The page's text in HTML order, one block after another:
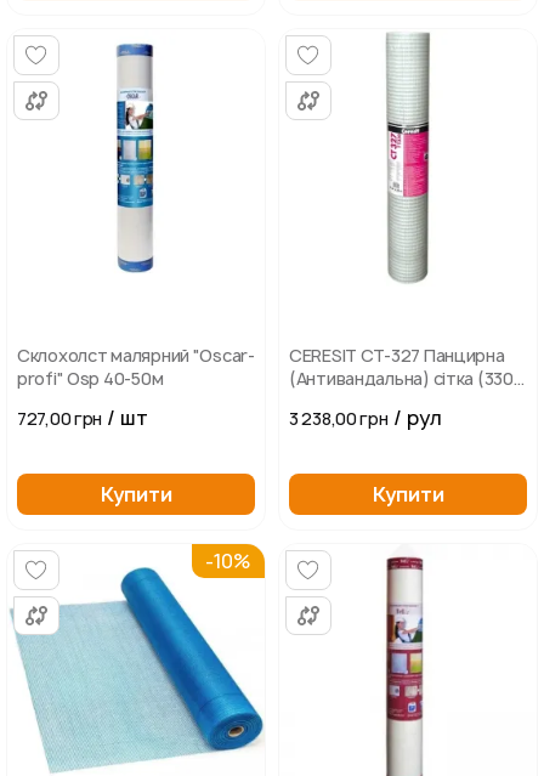
Склохолст малярний "Oscar-
profi" Osp 40-50м
727,00 грн / шт
Купити
СERESIT СТ-327 Панцирна
(Антивандальна) сітка (330
3 238,00 грн / рул
Купити
-10%